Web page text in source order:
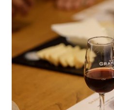
rives du fleuve, depuis les
jusqu'au pont Luís I,
que les bateaux rabelo
cœur de Porto.